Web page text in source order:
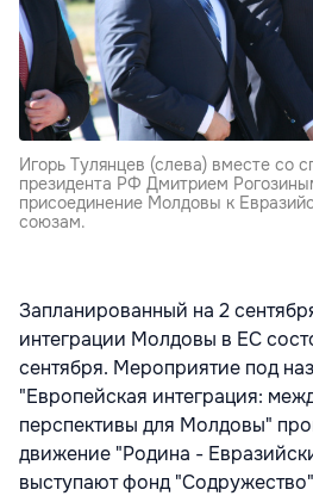
Игорь Тулянцев (слева) вместе со
президента РФ Дмитрием
присоединение Молдовы к
союзам.
Запланированный на 2
интеграции Молдовы в ЕС
сентября. Мероприятие под
"Европейская интеграция:
перспективы для Молдовы"
движение "Родина -
выступают фонд